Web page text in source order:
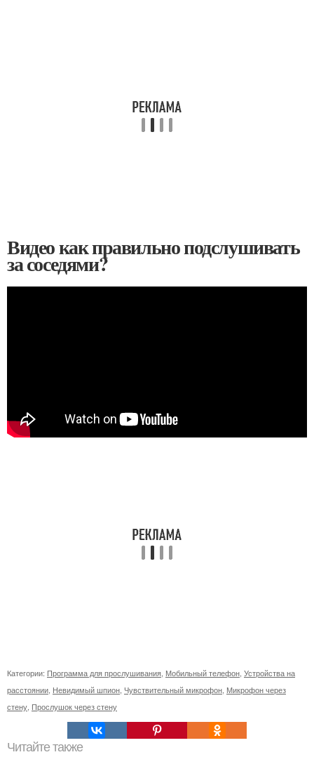
Видео как правильно подслушивать
за соседями?
Категории: Программа для прослушивания Мобильный телефон Устройства на
расстоянии Невидимый шпион Чувствительный микрофон Микрофон через
стену Прослушок через стену
Читайте также